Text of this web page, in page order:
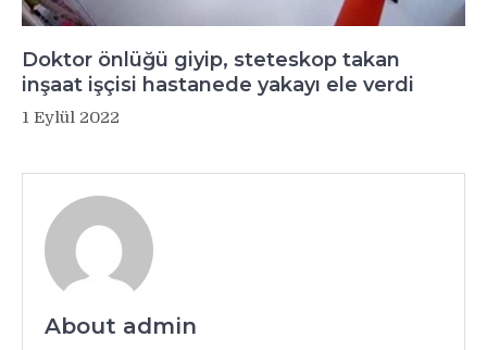
Doktor önlüğü giyip, steteskop takan
inşaat işçisi hastanede yakayı ele verdi
1 Eylül 2022
About admin